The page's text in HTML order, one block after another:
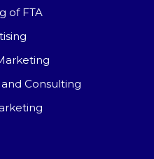
of FTA
Consulting